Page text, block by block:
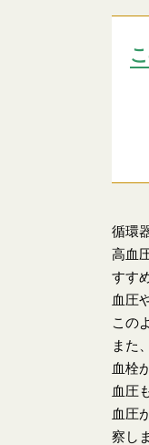
循環
高血
すす
血圧
この
また
血栓
血圧
血圧
察し